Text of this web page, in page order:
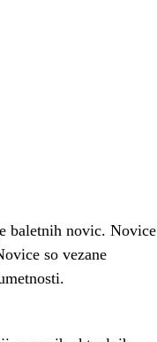
baletnih novic. Novice
so vezane